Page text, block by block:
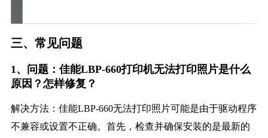
三、常见问题
1、问题：佳能LBP-660打印机无法打印照片是什么
原因？怎样修复？
解决方法：佳能LBP-660无法打印照片可能是由于驱动程序
不兼容或设置不正确。首先，检查并确保安装的是最新的